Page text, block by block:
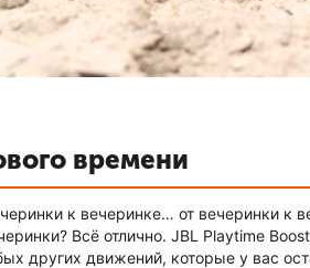
времени
к вечеринке… от вечеринки к
Всё отлично. JBL Playtime
других движений, которые у вас